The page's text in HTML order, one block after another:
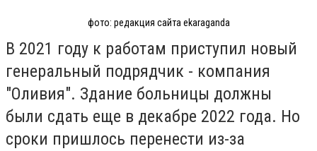
фото: редакция сайта ekaraganda
В 2021 году к работам приступил новый
генеральный подрядчик - компания
"Оливия". Здание больницы должны
были сдать еще в декабре 2022 года. Но
сроки пришлось перенести из-за